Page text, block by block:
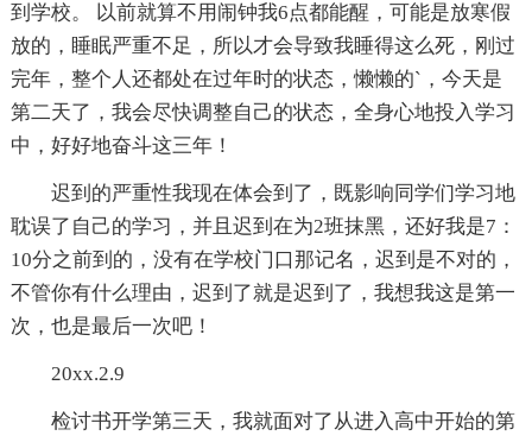
到学校。 以前就算不用闹钟我6点都能醒，可能是放寒假
放的，睡眠严重不足，所以才会导致我睡得这么死，刚过
完年，整个人还都处在过年时的状态，懒懒的`，今天是
第二天了，我会尽快调整自己的状态，全身心地投入学习
中，好好地奋斗这三年！
迟到的严重性我现在体会到了，既影响同学们学习地
耽误了自己的学习，并且迟到在为2班抹黑，还好我是7：
10分之前到的，没有在学校门口那记名，迟到是不对的，
不管你有什么理由，迟到了就是迟到了，我想我这是第一
次，也是最后一次吧！
20xx.2.9
检讨书开学第三天，我就面对了从进入高中开始的第